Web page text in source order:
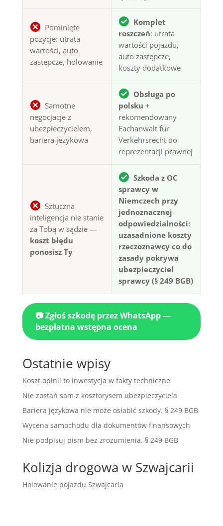
Pominięte
pozycje: utrata
wartości, auto
zastępcze, holowanie
Komplet
roszczeń: utrata
wartości pojazdu,
auto zastępcze,
koszty dodatkowe
Samotne
negocjacje z
ubezpieczycielem,
bariera językowa
Obsługa po
polsku +
rekomendowany
Fachanwalt für
Verkehrsrecht do
reprezentacji prawnej
Sztuczna
inteligencja nie stanie
za Tobą w sądzie —
koszt błędu
ponosisz Ty
Szkoda z OC
sprawcy w
Niemczech przy
jednoznacznej
odpowiedzialności:
uzasadnione koszty
rzeczoznawcy co do
zasady pokrywa
ubezpieczyciel
sprawcy (§ 249 BGB)
📷 Zgłoś szkodę przez WhatsApp —
bezpłatna wstępna ocena
Ostatnie wpisy
Koszt opinii to inwestycja w fakty techniczne
Nie zostań sam z kosztorysem ubezpieczyciela
Bariera językowa nie może osłabić szkody. § 249 BGB
Wycena samochodu dla dokumentów finansowych
Nie podpisuj pism bez zrozumienia. § 249 BGB
Kolizja drogowa w Szwajcarii
Holowanie pojazdu Szwajcaria